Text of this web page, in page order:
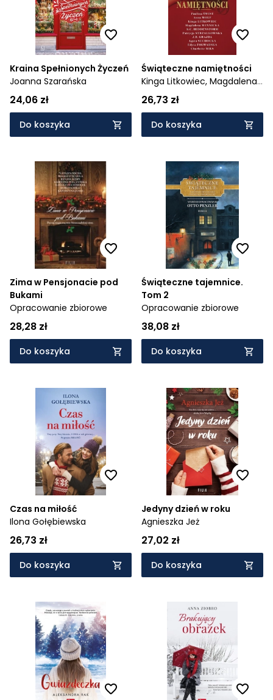
Kraina Spełnionych Życzeń
Joanna Szarańska
24,06 zł
Do koszyka
Świąteczne namiętności
Kinga Litkowiec, Magdalena
Winnicka,
Strzałkowska,
Anna Wolf,K. C.
Hiddenstorm
26,73 zł
Do koszyka
Zima w Pensjonacie pod
Bukami
Opracowanie zbiorowe
28,28 zł
Do koszyka
Świąteczne tajemnice.
Tom 2
Opracowanie zbiorowe
38,08 zł
Do koszyka
Czas na miłość
Ilona Gołębiewska
26,73 zł
Do koszyka
Jedyny dzień w roku
Agnieszka Jeż
27,02 zł
Do koszyka